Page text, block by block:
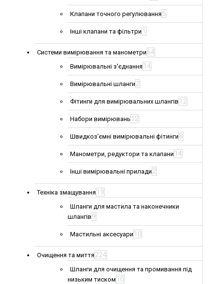
Клапани точного регулювання 5
Інші клапани та фільтри 1
Системи вимірювання та манометри 64
Вимірювальні з'єднання 14
Вимірювальні шланги 2
Фітинги для вимірювальних шлангів 12
Набори вимірювань 12
Швидкоз'ємні вимірювальні фітинги 8
Манометри, редуктори та клапани 14
Інші вимірювальні прилади 2
Техніка змащування 19
Шланги для мастила та наконечники
шлангів 9
Мастильні аксесуари 10
Очищення та миття 224
Шланги для очищення та промивання під
низьким тиском 10